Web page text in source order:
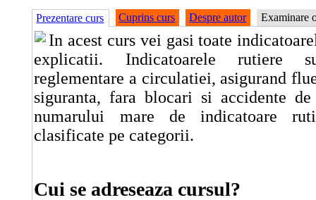
Prezentare curs Cuprins curs Despre autor Examinare
In acest curs vei gasi toate
explicatii. Indicatoarele rutiere
reglementare a circulatiei, asigurand
siguranta, fara blocari si accidente
numarului mare de indicatoare
clasificate pe categorii.
Cui se adreseaza cursul?